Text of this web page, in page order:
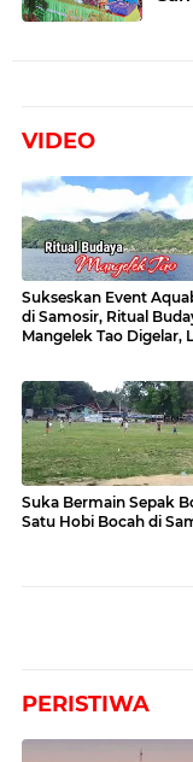
VIDEO
Sukseskan Event
di Samosir, Ritual
Mangelek Tao Digelar,
Suka Bermain Sepak
Satu Hobi Bocah di
PERISTIWA